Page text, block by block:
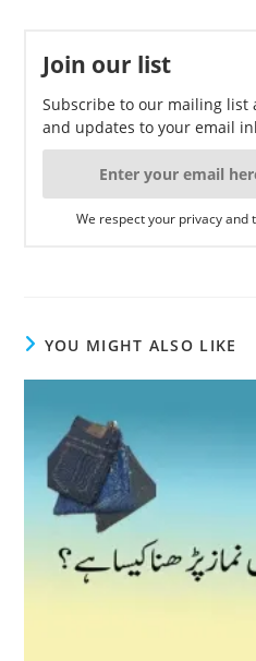
روزانہ 100 سے200 کلو میٹر
کا سفر کرتے ہیں اور شام کو
یا ایک روز بعد اسی…
Join our list
Subscribe to our mailing
and updates to your email
We respect your privacy
YOU MIGHT ALSO LIKE